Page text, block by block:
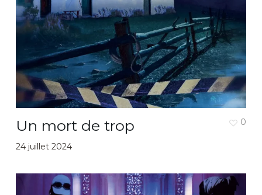
Un mort de trop
24 juillet 2024
0